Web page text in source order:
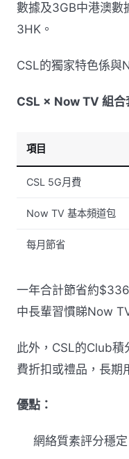
數據及3GB中港澳數
3HK。
CSL的獨家特色係與
CSL × Now TV 組合
項目
CSL 5G月費
Now TV 基本頻道包
每月節省
一年合計節省約
中長輩習慣睇Now
此外，CSL的Club積
費折扣或禮品，長期
優點：
網絡質素評分穩